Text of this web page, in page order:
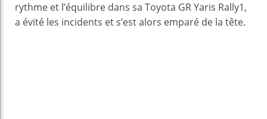
rythme et l’équilibre dans sa Toyota GR Yaris Rally1,
a évité les incidents et s’est alors emparé de la tête.